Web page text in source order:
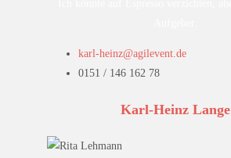
karl-heinz@agilevent.de
0151 / 146 162 78
Karl-Heinz Lange